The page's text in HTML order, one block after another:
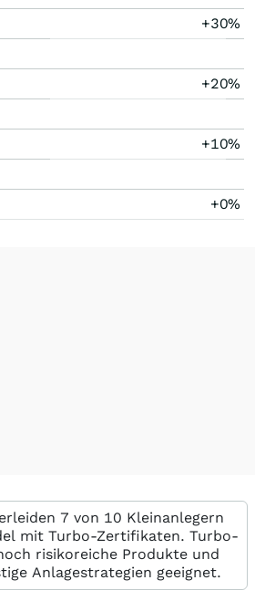
+30%
+20%
+10%
+0%
7 von 10 Kleinanlegern
mit Turbo-Zertifikaten. Turbo-
risikoreiche Produkte und
Anlagestrategien geeignet.